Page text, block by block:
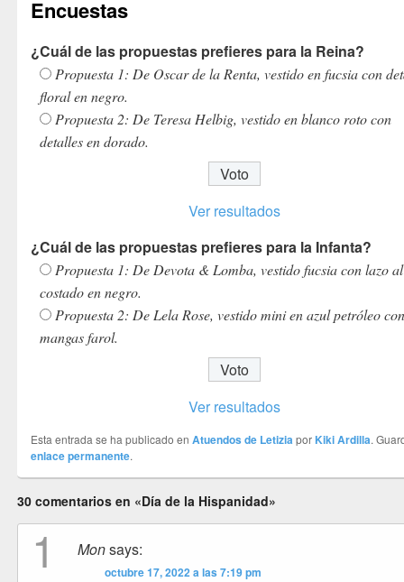
Encuestas
¿Cuál de las propuestas prefieres para la Reina?
Propuesta 1: De Oscar de la Renta, vestido en fucsia con
floral en negro.
Propuesta 2: De Teresa Helbig, vestido en blanco roto con
detalles en dorado.
Ver resultados
¿Cuál de las propuestas prefieres para la Infanta?
Propuesta 1: De Devota & Lomba, vestido fucsia con lazo al
costado en negro.
Propuesta 2: De Lela Rose, vestido mini en azul petróleo
mangas farol.
Ver resultados
Esta entrada se ha publicado enAtuendos de Letiziapor Kiki Ardilla.
enlace permanente.
30 comentarios en «Día de la Hispanidad»
1 Monsays:
octubre 17, 2022 a las 7:19 pm